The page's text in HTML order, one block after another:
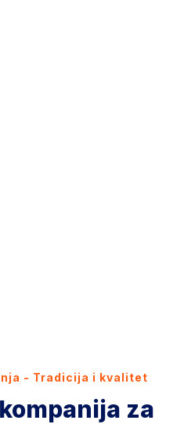
- Tradicija i kvalitet
za